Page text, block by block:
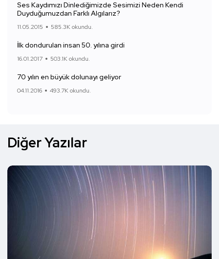
Ses Kaydımızı Dinlediğimizde Sesimizi Neden Kendi
Duyduğumuzdan Farklı Algılarız?
11.05.2015 585.3K okundu.
İlk dondurulan insan 50. yılına girdi
16.01.2017 503.1K okundu.
70 yılın en büyük dolunayı geliyor
04.11.2016 493.7K okundu.
Diğer Yazılar